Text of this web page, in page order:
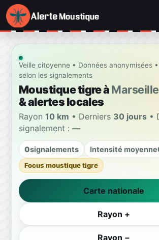
Veille citoyenne • Données anonymisées
selon les signalements
Moustique tigre àMarseille
& alertes locales
Rayon 10 km • Derniers 30 jours •
signalement : —
0signalements Intensité moyenne
Focus moustique tigre
Carte nationale
Rayon +
Rayon −